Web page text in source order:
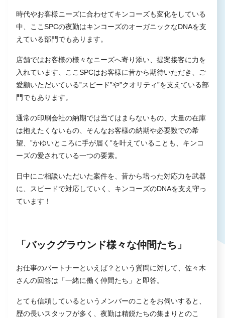
時代やお客様ニーズに合わせてキンコーズも変化をしている
中、ここSPCの夜勤はキンコーズのオーガニックなDNAを支
えている部門でもあります。
店舗ではお客様の様々なニーズへ寄り添い、提案接客に力を
入れています、ここSPCはお客様に昔から期待いただき、ご
愛顧いただいている”スピード”や”クオリティ”を支えている部
門でもあります。
通常の印刷会社の納期では当てはまらないもの、大量の在庫
は抱えたくないもの、そんなお客様の納期や必要数での希
望、”かゆいところに手が届く”を叶えていることも、キンコ
ーズの愛されている一つの要素。
日中にご相談いただいた案件を、昔から培った対応力を武器
に、スピードで対応していく、キンコーズのDNAを支え守っ
ています！
「バックグラウンド様々な仲間たち」
お仕事のパートナーといえば？という質問に対して、佐々木
さんの回答は「一緒に働く仲間たち」と即答。
とても信頼しているというメンバーのことをお伺いすると、
歴の長いスタッフが多く、夜勤は精鋭たちの集まりとのこ